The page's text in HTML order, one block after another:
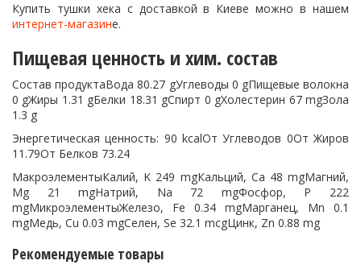
Купить тушки хека с доставкой в Киеве можно в нашем
интернет-магазине.
Пищевая ценность и хим. состав
Состав продуктаВода 80.27 gУглеводы 0 gПищевые волокна
0 gЖиры 1.31 gБелки 18.31 gСпирт 0 gХолестерин 67 mgЗола
1.3 g
Энергетическая ценность: 90 kcalОт Углеводов 0От Жиров
11.79От Белков 73.24
МакроэлементыКалий, K 249 mgКальций, Ca 48 mgМагний,
Mg 21 mgНатрий, Na 72 mgФосфор, P 222
mgМикроэлементыЖелезо, Fe 0.34 mgМарганец, Mn 0.1
mgМедь, Cu 0.03 mgСелен, Se 32.1 mcgЦинк, Zn 0.88 mg
Рекомендуемые товары